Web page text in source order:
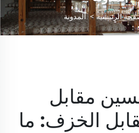
الرئيسية>المدونة
مقابل
الخزف: ما